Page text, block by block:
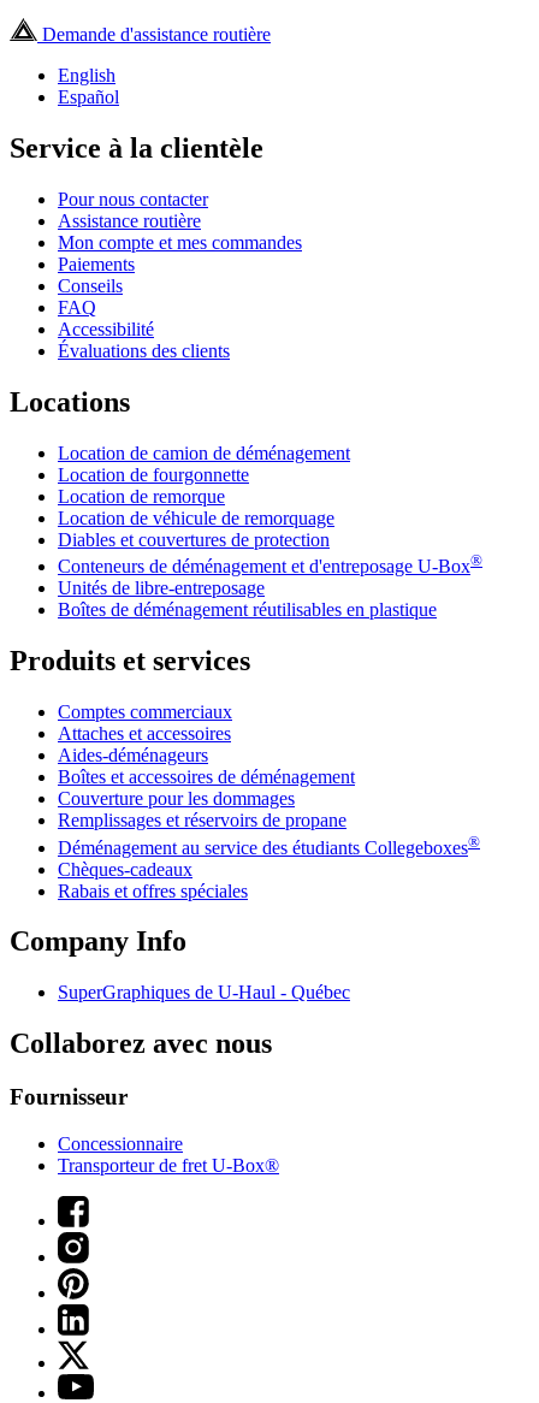
Demande d'assistance routière
English
Español
Service à la clientèle
Pour nous contacter
Assistance routière
Mon compte et mes commandes
Paiements
Conseils
FAQ
Accessibilité
Évaluations des clients
Locations
Location de camion de déménagement
Location de fourgonnette
Location de remorque
Location de véhicule de remorquage
Diables et couvertures de protection
Conteneurs de déménagement et d'entreposage U-Box®
Unités de libre-entreposage
Boîtes de déménagement réutilisables en plastique
Produits et services
Comptes commerciaux
Attaches et accessoires
Aides-déménageurs
Boîtes et accessoires de déménagement
Couverture pour les dommages
Remplissages et réservoirs de propane
Déménagement au service des étudiants Collegeboxes®
Chèques-cadeaux
Rabais et offres spéciales
Company Info
SuperGraphiques de U-Haul - Québec
Collaborez avec nous
Fournisseur
Concessionnaire
Transporteur de fret U-Box®